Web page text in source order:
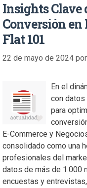
Insights Clave
Conversión en
Flat 101
22 de mayo de 2024 por
En el
con
para
E-Commerce y
consolidado como una
profesionales del
datos de más de 1.000
encuestas y